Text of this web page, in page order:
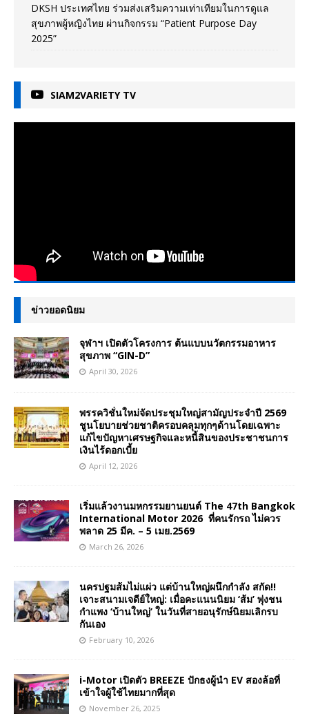
DKSH ประเทศไทย ร่วมส่งเสริมความเท่าเทียมในการดูแล
สุขภาพผู้หญิงไทย ผ่านกิจกรรม “Patient Purpose Day
2025”
SIAM2VARIETY TV
ข่าวยอดนิยม
จุฬาฯ เปิดตัวโครงการ ต้นแบบนวัตกรรมอาหาร
สุขภาพ “GIN-D”
April 30, 2026
พรรควิชั่นใหม่จัดประชุมใหญ่สามัญประจำปี 2569
ชูนโยบายช่วยชาติครอบคลุมทุกๆด้านโดยเฉพาะ
แก้ไขปัญหาเศรษฐกิจและหนี้สินของประชาชนการ
เงินไร้ดอกเบี้ย
April 12, 2026
เริ่มแล้วงานมหกรรมยานยนต์ The 47th Bangkok
International Motor 2026 ที่คนรักรถ ไม่ควร
พลาด 25 มีค. – 5 เมย.2569
March 26, 2026
นครปฐมส้มไม่แผ่ว แต่บ้านใหญ่ผนึกกำลัง สกัด!!
เจาะสนามเจดีย์ใหญ่: เมื่อคะแนนนิยม ‘ส้ม’ พุ่งชน
กำแพง ‘บ้านใหญ่’ ในวันที่สายอนุรักษ์นิยมเลิกรบ
กันเอง
February 10, 2026
i-Motor เปิดตัว BREEZE ปักธงผู้นำ EV สองล้อที่
เข้าใจผู้ใช้ไทยมากที่สุด
November 26, 2025